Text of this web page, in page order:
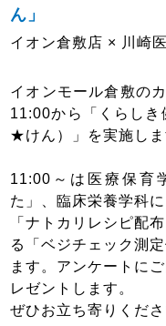
ん」
イオン倉敷店 × 川崎
イオンモール倉敷の
11:00から「くらしき
★けん）」を実施しま
11:00～は医療保育
た」、臨床栄養学科
「ナトカリレシピ配
る「ベジチェック測
ます。アンケートに
レゼントします。
ぜひお立ち寄りくださ